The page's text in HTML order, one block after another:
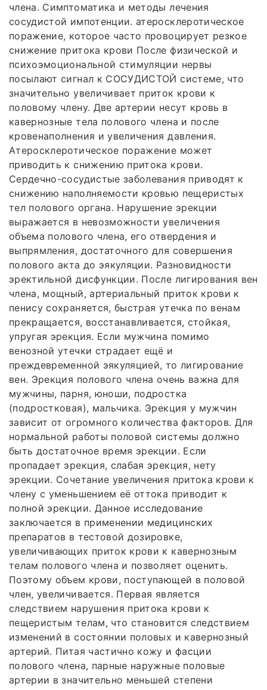
члена. Симптоматика и методы лечения
сосудистой импотенции. атеросклеротическое
поражение, которое часто провоцирует резкое
снижение притока крови После физической и
психоэмоциональной стимуляции нервы
посылают сигнал к СОСУДИСТОЙ системе, что
значительно увеличивает приток крови к
половому члену. Две артерии несут кровь в
кавернозные тела полового члена и после
кровенаполнения и увеличения давления.
Атеросклеротическое поражение может
приводить к снижению притока крови.
Сердечно-сосудистые заболевания приводят к
снижению наполняемости кровью пещеристых
тел полового органа. Нарушение эрекции
выражается в невозможности увеличения
объема полового члена, его отвердения и
выпрямления, достаточного для совершения
полового акта до эякуляции. Разновидности
эректильной дисфункции. После лигирования вен
члена, мощный, артериальный приток крови к
пенису сохраняется, быстрая утечка по венам
прекращается, восстанавливается, стойкая,
упругая эрекция. Если мужчина помимо
венозной утечки страдает ещё и
преждевременной эякуляцией, то лигирование
вен. Эрекция полового члена очень важна для
мужчины, парня, юноши, подростка
(подростковая), мальчика. Эрекция у мужчин
зависит от огромного количества факторов. Для
нормальной работы половой системы должно
быть достаточное время эрекции. Если
пропадает эрекция, слабая эрекция, нету
эрекции. Сочетание увеличения притока крови к
члену с уменьшением её оттока приводит к
полной эрекции. Данное исследование
заключается в применении медицинских
препаратов в тестовой дозировке,
увеличивающих приток крови к кавернозным
телам полового члена и позволяет оценить.
Поэтому объем крови, поступающей в половой
член, увеличивается. Первая является
следствием нарушения притока крови к
пещеристым телам, что становится следствием
изменений в состоянии половых и кавернозный
артерий. Питая частично кожу и фасции
полового члена, парные наружные половые
артерии в значительно меньшей степени